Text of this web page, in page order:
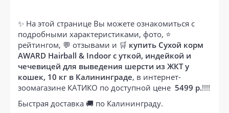
✨ На этой странице Вы можете ознакомиться с
подробными характеристиками, фото, ⭐
рейтингом, 💬 отзывами и 🛒 купить Сухой корм
AWARD Hairball & Indoor с уткой, индейкой и
чечевицей для выведения шерсти из ЖКТ у
кошек, 10 кг в Калининграде, в интернет-
зоомагазине КАТИКО по доступной цене 5499 р.!!!!
Быстрая доставка 🚚 по Калининграду.